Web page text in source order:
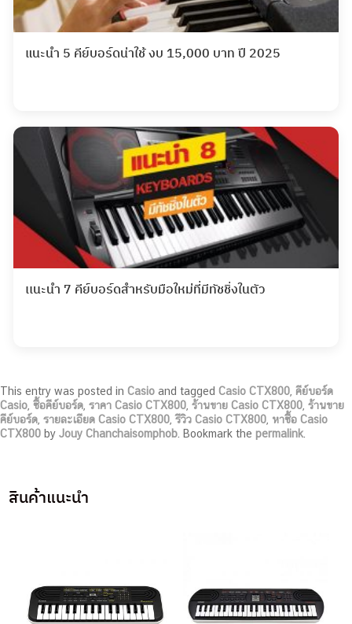
แนะนำ 5 คีย์บอร์ดน่าใช้ งบ 15,000 บาท ปี 2025
เเนะนำ 7 คีย์บอร์ดสำหรับมือใหม่ที่มีทัชชิ่งในตัว
This entry was posted in Casio and tagged Casio CTX800 คีย์บอร์ด
Casio ซื้อคีย์บอร์ด ราคา Casio CTX800 ร้านขาย Casio CTX800 ร้านขาย
คีย์บอร์ด รายละเอียด Casio CTX800 ,รีวิว Casio CTX800 หาซื้อ Casio
CTX800 by Jouy Chanchaisomphob . Bookmark the permalink
สินค้าแนะนำ